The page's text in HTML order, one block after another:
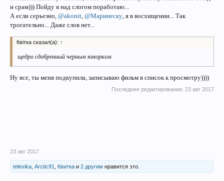
и срам))) Пойду я над слогом поработаю...
А если серьезно, @akonit, @Маринеску, я в восхищении... Так
трогательно... Даже слов нет...
Квітка сказал(а): ↑
щедро сдобренный черным юморком
Ну все, ты меня подкупила, записываю фильм в список к просмотру))))
Последнее редактирование: 23 авг 2017
23 авг 2017
televika Arctic91 Квитка и 2 другим нравится это.